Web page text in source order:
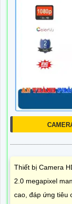
Thiết bị Camera
2.0 megapixel
cao, đáp ứng tiêu